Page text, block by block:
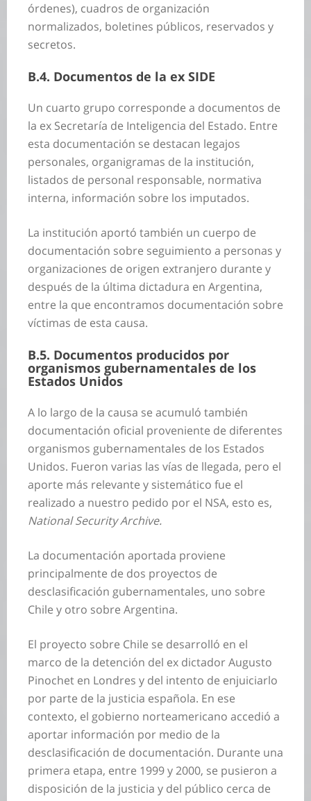
órdenes), cuadros de organización
normalizados, boletines públicos, reservados y
secretos.
B.4. Documentos de la ex SIDE
Un cuarto grupo corresponde a documentos de
la ex Secretaría de Inteligencia del Estado. Entre
esta documentación se destacan legajos
personales, organigramas de la institución,
listados de personal responsable, normativa
interna, información sobre los imputados.
La institución aportó también un cuerpo de
documentación sobre seguimiento a personas y
organizaciones de origen extranjero durante y
después de la última dictadura en Argentina,
entre la que encontramos documentación sobre
víctimas de esta causa.
B.5. Documentos producidos por
organismos gubernamentales de los
Estados Unidos
A lo largo de la causa se acumuló también
documentación oficial proveniente de diferentes
organismos gubernamentales de los Estados
Unidos. Fueron varias las vías de llegada, pero el
aporte más relevante y sistemático fue el
realizado a nuestro pedido por el NSA, esto es,
National Security Archive.
La documentación aportada proviene
principalmente de dos proyectos de
desclasificación gubernamentales, uno sobre
Chile y otro sobre Argentina.
El proyecto sobre Chile se desarrolló en el
marco de la detención del ex dictador Augusto
Pinochet en Londres y del intento de enjuiciarlo
por parte de la justicia española. En ese
contexto, el gobierno norteamericano accedió a
aportar información por medio de la
desclasificación de documentación. Durante una
primera etapa, entre 1999 y 2000, se pusieron a
disposición de la justicia y del público cerca de